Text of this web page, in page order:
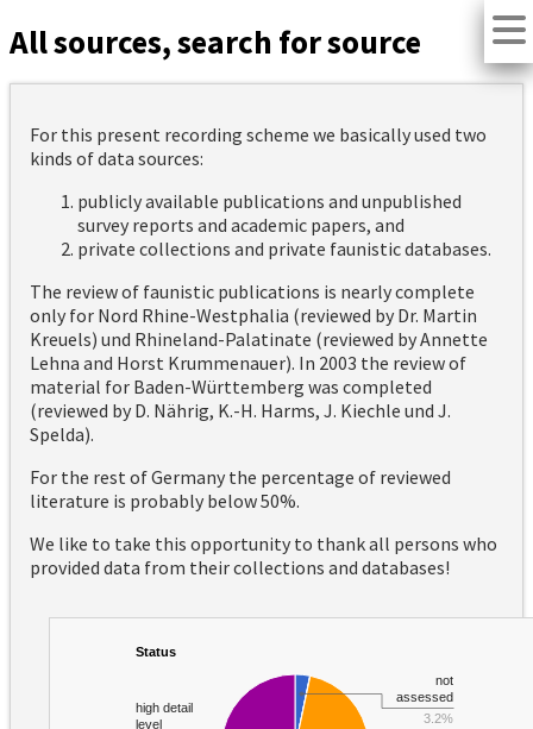
All sources, search for source
For this present recording scheme we basically used two
kinds of data sources:
publicly available publications and unpublished
survey reports and academic papers, and
private collections and private faunistic databases.
The review of faunistic publications is nearly complete
only for Nord Rhine-Westphalia (reviewed by Dr. Martin
Kreuels) und Rhineland-Palatinate (reviewed by Annette
Lehna and Horst Krummenauer). In 2003 the review of
material for Baden-Württemberg was completed
(reviewed by D. Nährig, K.-H. Harms, J. Kiechle und J.
Spelda).
For the rest of Germany the percentage of reviewed
literature is probably below 50%.
We like to take this opportunity to thank all persons who
provided data from their collections and databases!
Status
not
assessed
3.2%
high detail
level